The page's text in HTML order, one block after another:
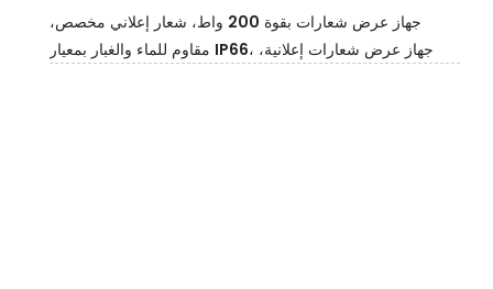
جهاز عرض شعارات بقوة 200 واط، شعار إعلاني مخصص،
مقاوم للماء والغبار بمعيار IP66، جهاز عرض شعارات إعلانية،